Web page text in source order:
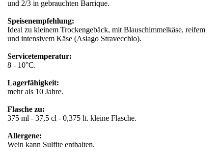
und 2/3 in gebrauchten Barrique.
Speisenempfehlung:
Ideal zu kleinem Trockengebäck, mit Blauschimmelkäse, reifem
und intensivem Käse (Asiago Stravecchio).
Servicetemperatur:
8 - 10°C.
Lagerfähigkeit:
mehr als 10 Jahre.
Flasche zu:
375 ml - 37,5 cl - 0,375 lt. kleine Flasche.
Allergene:
Wein kann Sulfite enthalten.